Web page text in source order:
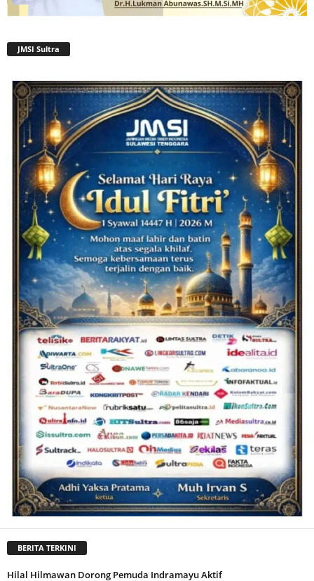
JMSI Sultra
BERITA TERKINI
Hilal Hilmawan Dorong Pemuda Indramayu Aktif